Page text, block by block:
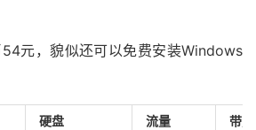
元，貌似还可以免费安装Windows
硬盘 流量 带宽